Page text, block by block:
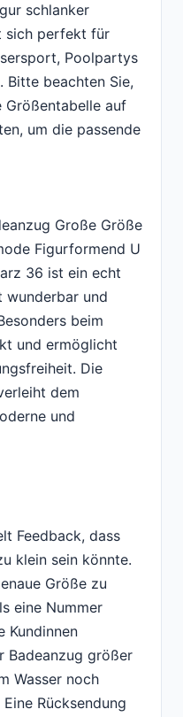
schlanker
sich perfekt für
Poolpartys
Bitte beachten Sie,
Größentabelle auf
um die passende
Große Größe
Figurformend U
36 ist ein echt
wunderbar und
beim
und ermöglicht
Die
dem
und
Feedback, dass
klein sein könnte.
Größe zu
eine Nummer
Kundinnen
Badeanzug größer
Wasser noch
Rücksendung